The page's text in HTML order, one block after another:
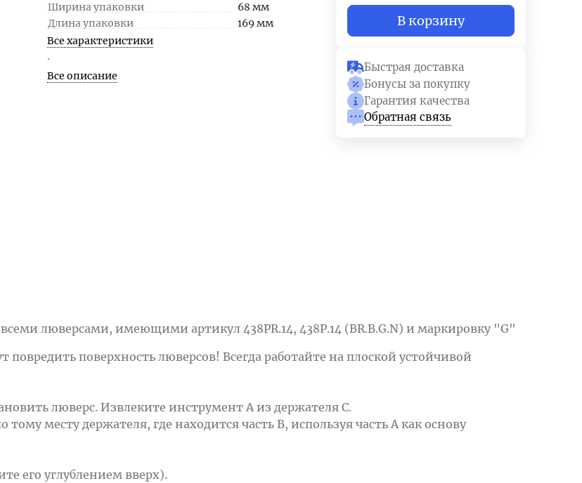
Ширина упаковки
68 мм
Длина упаковки
169 мм
Все характеристики
.
Все описание
В корзину
Быстрая доставка
Бонусы за покупку
Гарантия качества
Обратная связь
люверсами, имеющими артикул 438PR.14, 438P.14 (BR.B.G.N) и маркировку "G"
поверхность люверсов! Всегда работайте на плоской устойчивой
люверс. Извлеките инструмент А из держателя С.
месту держателя, где находится часть В, используя часть А как основу
его углублением вверх).